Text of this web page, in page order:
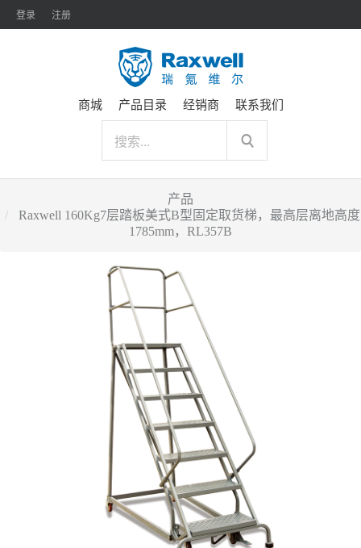
登录 注册
商城 产品目录 经销商 联系我们
产品
Raxwell 160Kg7层踏板美式B型固定取货梯，最高层离地高度
1785mm，RL357B